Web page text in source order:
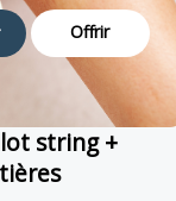
Offrir
string +